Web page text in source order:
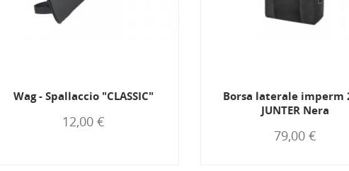
Wag - Spallaccio "CLASSIC"
12,00 €
Borsa laterale imperm
JUNTER Nera
79,00 €